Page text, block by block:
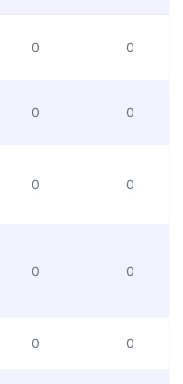
0 0
0 0
0 0
0 0
0 0